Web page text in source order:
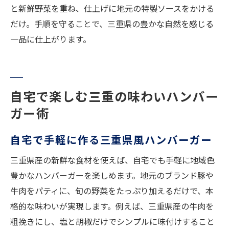
と新鮮野菜を重ね、仕上げに地元の特製ソースをかける
だけ。手順を守ることで、三重県の豊かな自然を感じる
一品に仕上がります。
自宅で楽しむ三重の味わいハンバー
ガー術
自宅で手軽に作る三重県風ハンバーガー
三重県産の新鮮な食材を使えば、自宅でも手軽に地域色
豊かなハンバーガーを楽しめます。地元のブランド豚や
牛肉をパティに、旬の野菜をたっぷり加えるだけで、本
格的な味わいが実現します。例えば、三重県産の牛肉を
粗挽きにし、塩と胡椒だけでシンプルに味付けすること